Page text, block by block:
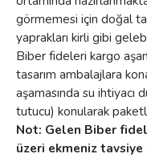
görmemesi için doğal
yaprakları kirli gibi
Biber fideleri kargo
tasarım ambalajlara
aşamasında su ihtiyacı
tutucu) konularak
Not: Gelen Biber
üzeri ekmeniz